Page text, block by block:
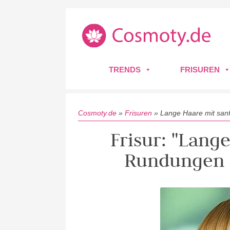
TRENDS FRISUREN
Cosmoty.de » Frisuren » Lange Haare mit
Frisur: